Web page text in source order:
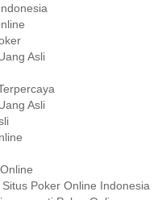
Asli
Asli
Poker Online Indonesia